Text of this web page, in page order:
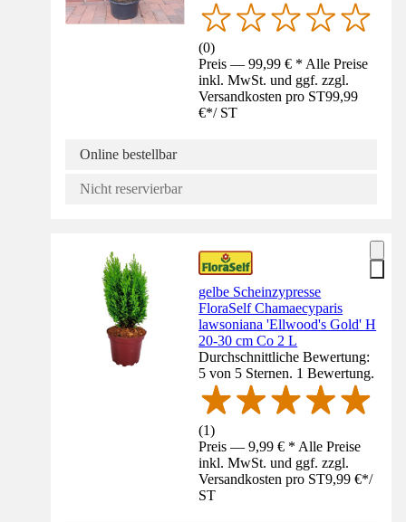
(0)
Preis — 99,99 € * Alle Preise
inkl. MwSt. und ggf. zzgl.
Versandkosten pro ST99,99
€*/ ST
Online bestellbar
Nicht reservierbar
gelbe Scheinzypresse
FloraSelf Chamaecyparis
lawsoniana 'Ellwood's Gold' H
20-30 cm Co 2 L
Durchschnittliche Bewertung:
5 von 5 Sternen. 1 Bewertung.
(1)
Preis — 9,99 € * Alle Preise
inkl. MwSt. und ggf. zzgl.
Versandkosten pro ST9,99 €*/
ST